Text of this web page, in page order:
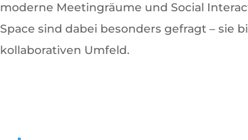
moderne Meetingräume und Social
Space sind dabei besonders gefragt – sie
kollaborativen Umfeld.